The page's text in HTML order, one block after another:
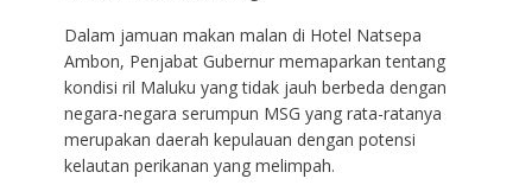
Dalam jamuan makan malan di Hotel Natsepa
Ambon, Penjabat Gubernur memaparkan tentang
kondisi ril Maluku yang tidak jauh berbeda dengan
negara-negara serumpun MSG yang rata-ratanya
merupakan daerah kepulauan dengan potensi
kelautan perikanan yang melimpah.